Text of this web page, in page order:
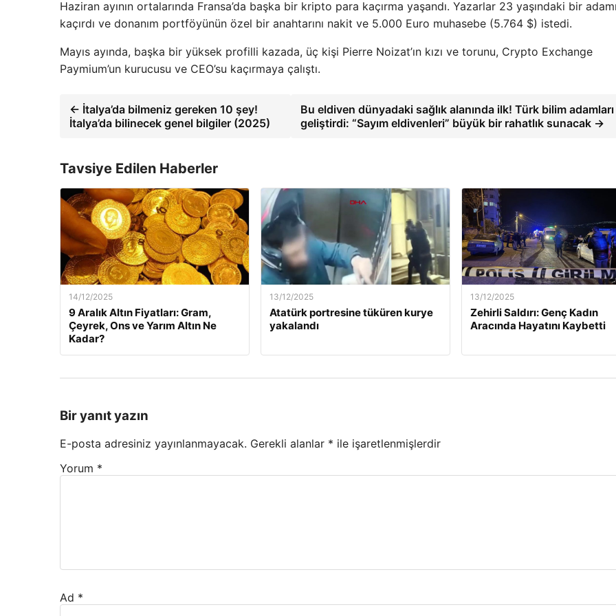
Haziran ayının ortalarında Fransa’da başka bir kripto para kaçırma yaşandı. Yazarlar 23 yaşındaki bir
kaçırdı ve donanım portföyünün özel bir anahtarını nakit ve 5.000 Euro muhasebe (5.764 $) istedi.
Mayıs ayında, başka bir yüksek profilli kazada, üç kişi Pierre Noizat’ın kızı ve torunu, Crypto Exchange
Paymium’un kurucusu ve CEO’su kaçırmaya çalıştı.
← İtalya’da bilmeniz gereken 10 şey!
İtalya’da bilinecek genel bilgiler (2025)
Bu eldiven dünyadaki sağlık alanında ilk! Türk bilim adamları
geliştirdi: “Sayım eldivenleri” büyük bir rahatlık sunacak →
Tavsiye Edilen Haberler
14/12/2025
9 Aralık Altın Fiyatları: Gram,
Çeyrek, Ons ve Yarım Altın Ne
Kadar?
13/12/2025
Atatürk portresine tüküren kurye
yakalandı
13/12/2025
Zehirli Saldırı: Genç Kadın
Aracında Hayatını Kaybetti
Bir yanıt yazın
E-posta adresiniz yayınlanmayacak. Gerekli alanlar * ile işaretlenmişlerdir
Yorum *
Ad *